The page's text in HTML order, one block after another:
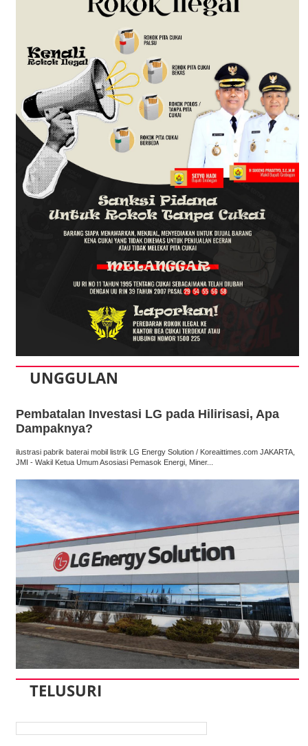
UNGGULAN
Pembatalan Investasi LG pada Hilirisasi, Apa
Dampaknya?
ilustrasi pabrik baterai mobil listrik LG Energy Solution / Koreaittimes.com JAKARTA,
JMI - Wakil Ketua Umum Asosiasi Pemasok Energi, Miner...
TELUSURI